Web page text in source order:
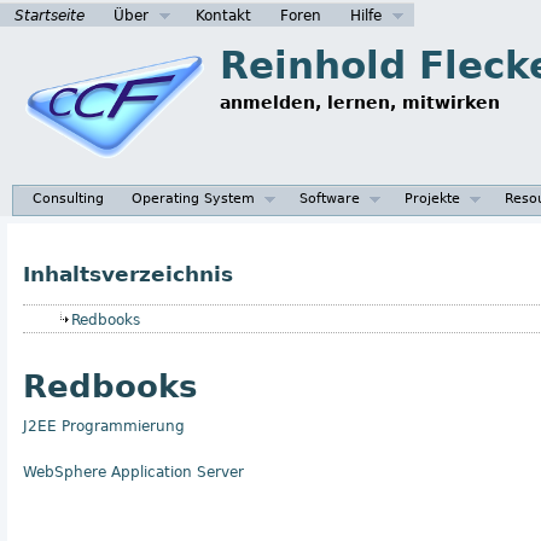
Startseite Über Kontakt Foren Hilfe
Reinhold
anmelden, lernen, mitwirken
Consulting Operating System Software Projekte
Inhaltsverzeichnis
Redbooks
Redbooks
J2EE Programmierung
WebSphere Application Server